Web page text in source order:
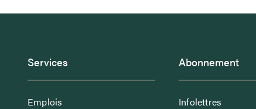
Services
Emplois
Abonnement
Infolettres